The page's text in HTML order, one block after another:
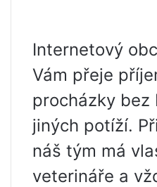
Internetový
Vám přeje
procházky bez
jiných potíží.
náš tým má
veterináře a